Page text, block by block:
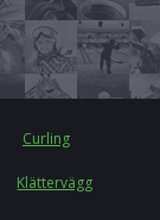
Curling
Klättervägg